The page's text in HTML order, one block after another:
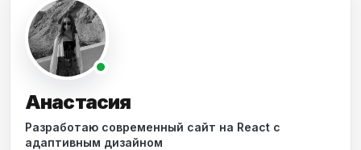
Анастасия
Разработаю современный сайт на React с
адаптивным дизайном